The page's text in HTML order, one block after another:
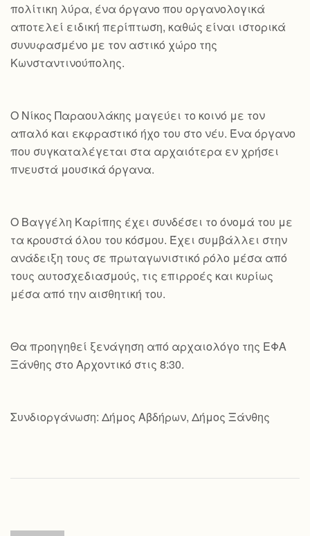
πολίτικη λύρα, ένα όργανο που οργανολογικά
αποτελεί ειδική περίπτωση, καθώς είναι ιστορικά
συνυφασμένο με τον αστικό χώρο της
Κωνσταντινούπολης.
Ο Νίκος Παραουλάκης μαγεύει το κοινό με τον
απαλό και εκφραστικό ήχο του στο νέυ. Ένα όργανο
που συγκαταλέγεται στα αρχαιότερα εν χρήσει
πνευστά μουσικά όργανα.
Ο Βαγγέλη Καρίπης έχει συνδέσει το όνομά του με
τα κρουστά όλου του κόσμου. Έχει συμβάλλει στην
ανάδειξη τους σε πρωταγωνιστικό ρόλο μέσα από
τους αυτοσχεδιασμούς, τις επιρροές και κυρίως
μέσα από την αισθητική του.
Θα προηγηθεί ξενάγηση από αρχαιολόγο της ΕΦΑ
Ξάνθης στο Αρχοντικό στις 8:30.
Συνδιοργάνωση: Δήμος Αβδήρων, Δήμος Ξάνθης